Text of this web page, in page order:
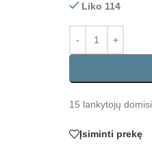
Liko 114
15 lankytojų
Įsiminti prekę